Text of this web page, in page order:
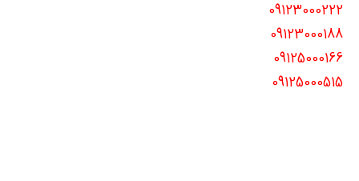
09123000222
09123000188
09125000166
09125000515